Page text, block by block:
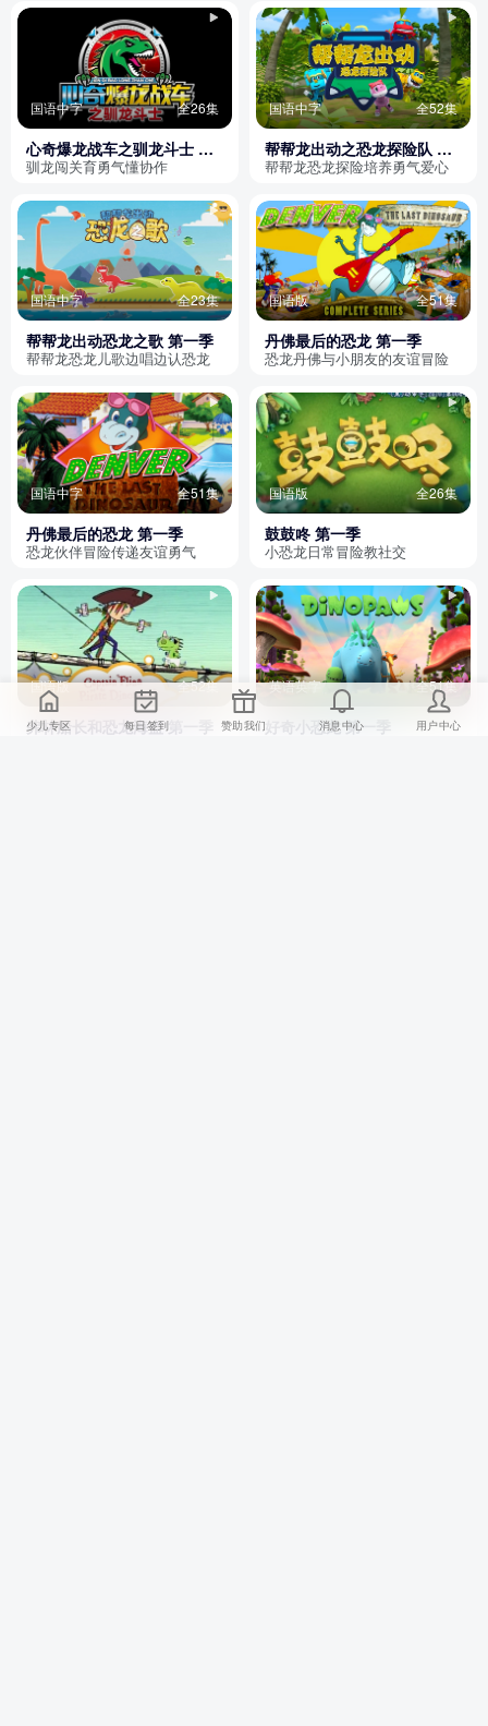
国语中字 全26集
心奇爆龙战车之驯龙斗士 第
一季
驯龙闯关育勇气懂协作
国语中字 全52集
帮帮龙出动之恐龙探险队 第
一季
帮帮龙恐龙探险培养勇气爱心
国语中字 全23集
帮帮龙出动恐龙之歌 第一季
帮帮龙恐龙儿歌边唱边认恐龙
国语版 全51集
丹佛最后的恐龙 第一季
恐龙丹佛与小朋友的友谊冒险
国语中字 全51集
丹佛最后的恐龙 第一季
恐龙伙伴冒险传递友谊勇气
国语版 全26集
鼓鼓咚 第一季
小恐龙日常冒险教社交
国语版 全52集
弗林船长和恐龙海盗 第一季
英语英字 全51集
好奇小恐龙 第一季
少儿专区 每日签到 赞助我们 消息中心 用户中心